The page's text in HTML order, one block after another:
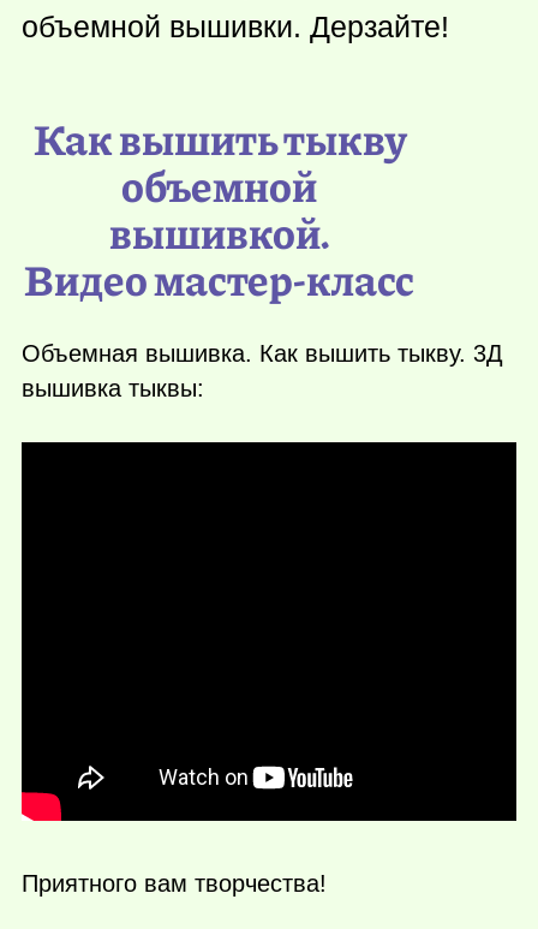
объемной вышивки. Дерзайте!
Как вышить тыкву
объемной
вышивкой.
Видео мастер-класс
Объемная вышивка. Как вышить тыкву. 3Д
вышивка тыквы:
Приятного вам творчества!